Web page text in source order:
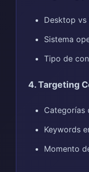
Desktop vs
Sistema
Tipo de
4. Targeting
Categorías
Keywords
Momento